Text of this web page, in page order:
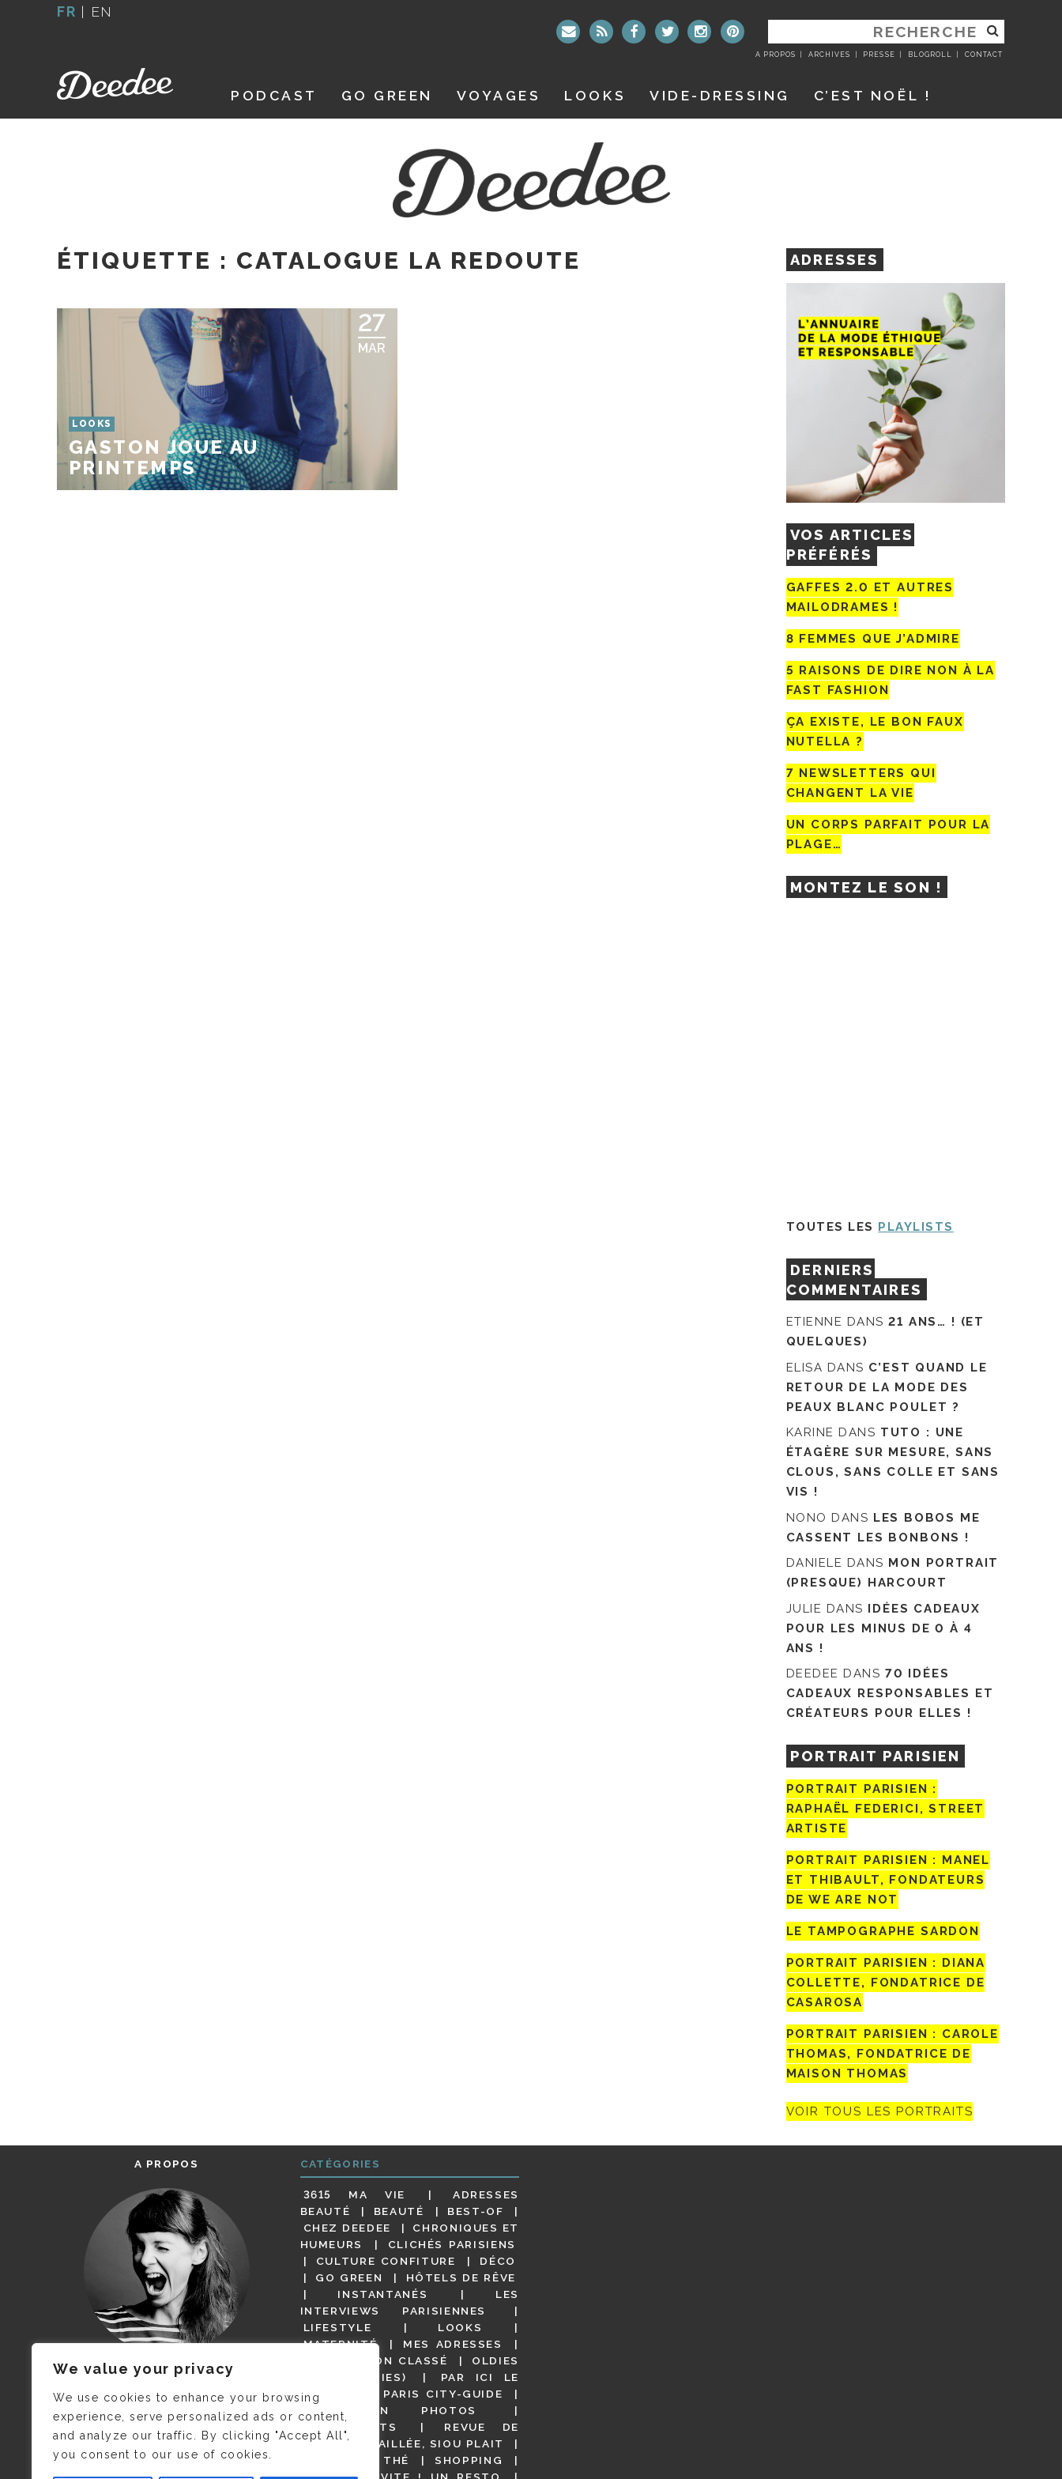
We value your privacy
We use cookies to enhance your browsing
experience, serve personalized ads or content,
and analyze our traffic. By clicking "Accept All",
you consent to our use of cookies.
FR | EN
RECHERCHER
:
A PROPOS ARCHIVES PRESSE BLOGROLL CONTACT
PODCAST GO GREEN VOYAGES LOOKS VIDE-DRESSING C’EST NOËL !
ÉTIQUETTE : CATALOGUE LA REDOUTE
27
MAR
LOOKS
GASTON JOUE AU
PRINTEMPS
ADRESSES
VOS ARTICLES
PRÉFÉRÉS
GAFFES 2.0 ET AUTRES
MAILODRAMES !
8 FEMMES QUE J’ADMIRE
5 RAISONS DE DIRE NON À LA
FAST FASHION
ÇA EXISTE, LE BON FAUX
NUTELLA ?
7 NEWSLETTERS QUI
CHANGENT LA VIE
UN CORPS PARFAIT POUR LA
PLAGE…
MONTEZ LE SON !
TOUTES LES PLAYLISTS
DERNIERS
COMMENTAIRES
ETIENNE DANS21 ANS… ! (ET
QUELQUES)
ELISA DANS C’EST QUAND LE
RETOUR DE LA MODE DES
PEAUX BLANC POULET ?
KARINE DANS TUTO : UNE
ÉTAGÈRE SUR MESURE, SANS
CLOUS, SANS COLLE ET SANS
VIS !
NONO DANS LES BOBOS ME
CASSENT LES BONBONS !
DANIELE DANS MON PORTRAIT
(PRESQUE) HARCOURT
JULIE DANS IDÉES CADEAUX
POUR LES MINUS DE 0 À 4
ANS !
DEEDEE DANS 70 IDÉES
CADEAUX RESPONSABLES ET
CRÉATEURS POUR ELLES !
PORTRAIT PARISIEN
PORTRAIT PARISIEN :
RAPHAËL FEDERICI, STREET
ARTISTE
PORTRAIT PARISIEN : MANEL
ET THIBAULT, FONDATEURS
DE WE ARE NOT
LE TAMPOGRAPHE SARDON
PORTRAIT PARISIEN : DIANA
COLLETTE, FONDATRICE DE
CASAROSA
PORTRAIT PARISIEN : CAROLE
THOMAS, FONDATRICE DE
MAISON THOMAS
VOIR TOUS LES PORTRAITS
A PROPOS
JE M’APPELLE DELPHINE MAIS
C’EST ©CAMILLE COLLIN QUI A
PRIS CETTE PHOTO !
CATÉGORIES
3615 MA VIE
ADRESSES
BEAUTÉ
BEAUTÉ
BEST-OF
CHEZ DEEDEE
CHRONIQUES ET
HUMEURS
CLICHÉS PARISIENS
CULTURE CONFITURE
DÉCO
GO GREEN
HÔTELS DE RÊVE
INSTANTANÉS
LES
INTERVIEWS PARISIENNES
LIFESTYLE
LOOKS
MATERNITÉ
MES ADRESSES
NON CLASSÉ
OLDIES
(BUT GOODIES)
PAR ICI LE
MAGOT !
PARIS CITY-GUIDE
PARIS EN PHOTOS
RESTAURANTS
REVUE DE
PRESSE DÉTAILLÉE, SIOU PLAIT
SALONS DE THÉ
SHOPPING
VIDÉOS
VITE ! UN RESTO